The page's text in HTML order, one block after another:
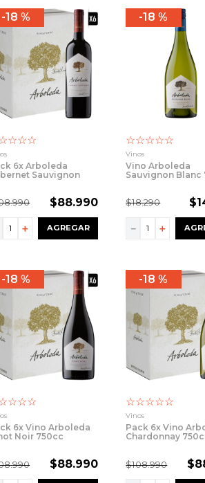
18 %
☆☆☆
6x Arboleda
Sauvignon
.990 $88.990
＋ AGREGAR
18 %
☆☆☆☆☆
Vinos
Vino Arboleda
Sauvignon Blanc
$18.290 $
＋
－
18 %
☆☆☆
6x Vino Arboleda
Noir 750cc
.990 $88.990
18 %
☆☆☆☆☆
Vinos
Pack 6x Vino
Chardonnay
$108.990 $